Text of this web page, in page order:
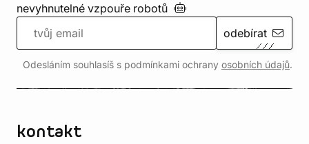
nevyhnutelné vzpouře robotů
odebírat
Odesláním souhlasíš s podmínkami ochrany osobních údajů.
kontakt